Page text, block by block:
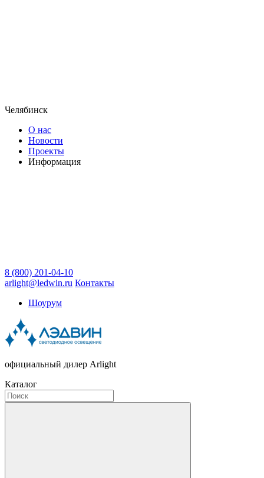
Челябинск
О нас
Новости
Проекты
Информация
8 (800) 201-04-10
arlight@ledwin.ru Контакты
Шоурум
официальный дилер Arlight
Каталог